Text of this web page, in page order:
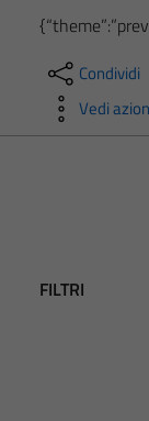
Condividi
Vedi
FILTRI